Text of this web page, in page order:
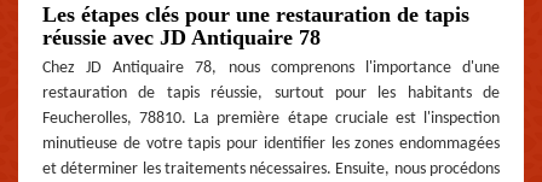
Les étapes clés pour une restauration de tapis
réussie avec JD Antiquaire 78
Chez JD Antiquaire 78, nous comprenons l'importance d'une
restauration de tapis réussie, surtout pour les habitants de
Feucherolles, 78810. La première étape cruciale est l'inspection
minutieuse de votre tapis pour identifier les zones endommagées
et déterminer les traitements nécessaires. Ensuite, nous procédons